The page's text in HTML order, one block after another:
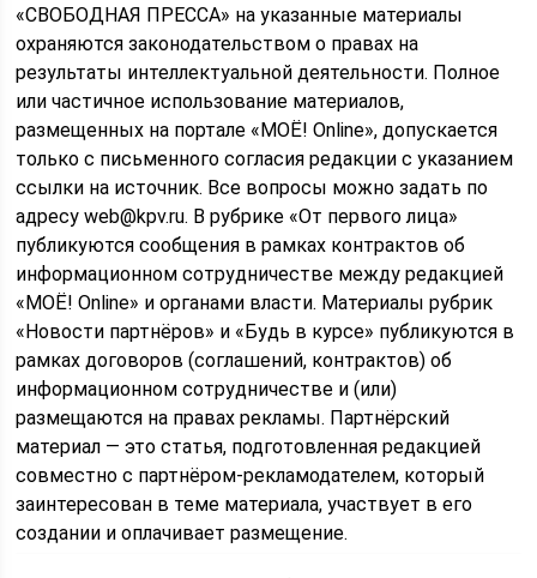
«СВОБОДНАЯ ПРЕССА» на указанные материалы
охраняются законодательством о правах на
результаты интеллектуальной деятельности. Полное
или частичное использование материалов,
размещенных на портале «МОЁ! Online», допускается
только с письменного согласия редакции с указанием
ссылки на источник. Все вопросы можно задать по
адресу web@kpv.ru. В рубрике «От первого лица»
публикуются сообщения в рамках контрактов об
информационном сотрудничестве между редакцией
«МОЁ! Online» и органами власти. Материалы рубрик
«Новости партнёров» и «Будь в курсе» публикуются в
рамках договоров (соглашений, контрактов) об
информационном сотрудничестве и (или)
размещаются на правах рекламы. Партнёрский
материал — это статья, подготовленная редакцией
совместно с партнёром-рекламодателем, который
заинтересован в теме материала, участвует в его
создании и оплачивает размещение.